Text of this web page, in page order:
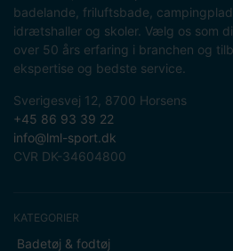
badelande, friluftsbade,
idrætshaller og skoler. Vælg os som
over 50 års erfaring i branchen og
ekspertise og bedste service.
Sverigesvej 12, 8700 Horsens
+45 86 93 39 22
info@lml-sport.dk
CVR DK-34604800
KATEGORIER
Badetøj & fodtøj